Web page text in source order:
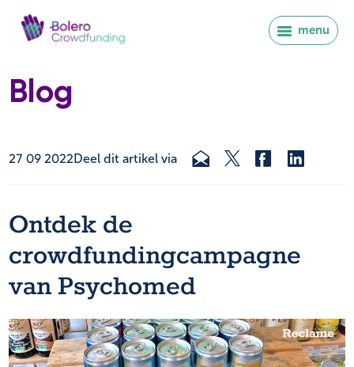
menu
Inloggen
Blog
27 09 2022Deel dit artikel via
Ontdek de
crowdfundingcampagne
van Psychomed